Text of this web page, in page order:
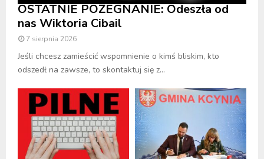
OSTATNIE POŻEGNANIE: Odeszła od
nas Wiktoria Cibail
7 sierpnia 2026
Jeśli chcesz zamieścić wspomnienie o kimś bliskim, kto
odszedł na zawsze, to skontaktuj się z...